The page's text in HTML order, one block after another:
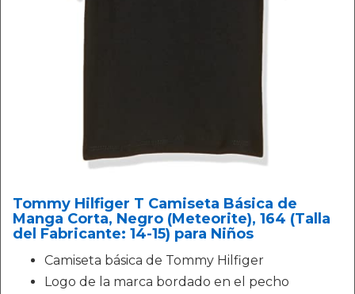
Tommy Hilfiger T Camiseta Básica de
Manga Corta, Negro (Meteorite), 164 (Talla
del Fabricante: 14-15) para Niños
Camiseta básica de Tommy Hilfiger
Logo de la marca bordado en el pecho